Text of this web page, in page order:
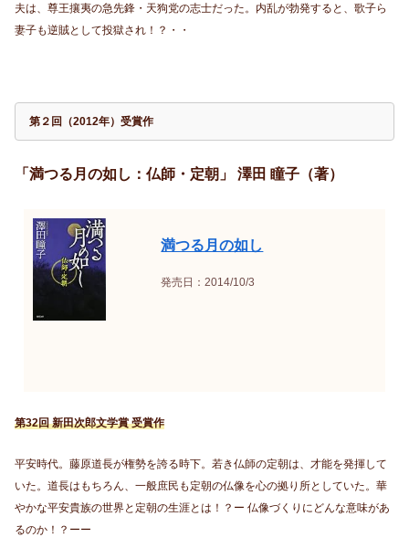
夫は、尊王攘夷の急先鋒・天狗党の志士だった。内乱が勃発すると、歌子ら
妻子も逆賊として投獄され！？・・
第２回（2012年）受賞作
「満つる月の如し：仏師・定朝」 澤田 瞳子（著）
満つる月の如し
発売日：2014/10/3
第32回 新田次郎文学賞 受賞作
平安時代。藤原道長が権勢を誇る時下。若き仏師の定朝は、才能を発揮して
いた。道長はもちろん、一般庶民も定朝の仏像を心の拠り所としていた。華
やかな平安貴族の世界と定朝の生涯とは！？ー 仏像づくりにどんな意味があ
るのか！？ーー